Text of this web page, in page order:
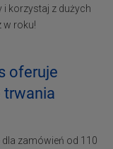
i korzystaj z dużych
w roku!
oferuje
trwania
dla zamówień od 110